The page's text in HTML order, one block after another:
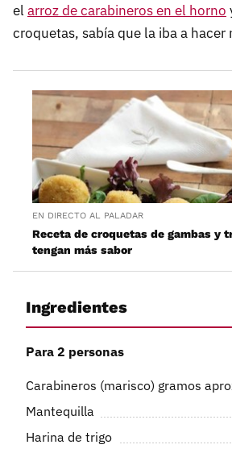
el arroz de carabineros en el horno
croquetas, sabía que la iba a hacer
EN DIRECTO AL PALADAR
Receta de croquetas de gambas y
tengan más sabor
Ingredientes
Para 2 personas
Carabineros (marisco) gramos
Mantequilla
Harina de trigo